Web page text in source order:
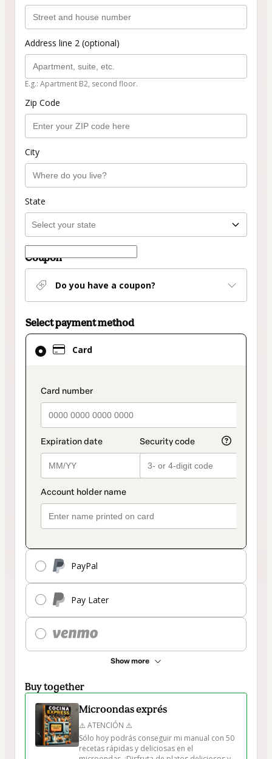
Address line 2 (optional)
E.g.: Apartment B2, second floor.
Zip Code
City
State
Coupon
Do you have a coupon?
Select payment method
Card
payment_data.section_title_v2
PayPal
Pay Later
Show more
Card
selected
method
Buy together
Microondas exprés
⚠️ ATENCIÓN ⚠️
Sólo hoy podrás conseguir mi manual con 50
recetas rápidas y deliciosas en el